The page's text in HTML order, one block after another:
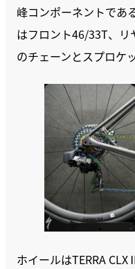
峰コンポーネントであ
はフロント46/33T、
のチェーンとスプロケ
ホイールはTERRA